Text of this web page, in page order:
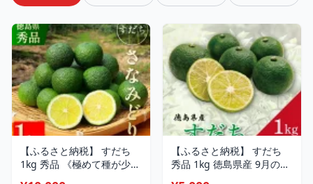
【ふるさと納税】 すだち
1kg 秀品 《極めて種が少な
【ふるさと納税】 すだち
秀品 1kg 徳島県産 9月のみ